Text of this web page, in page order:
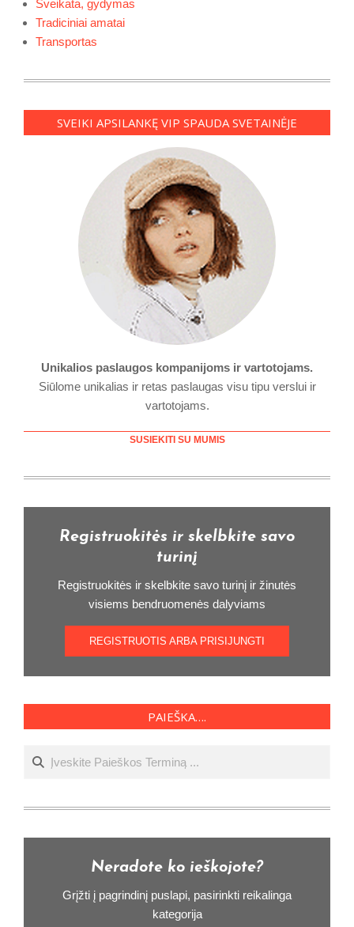
Sveikata, gydymas
Tradiciniai amatai
Transportas
SVEIKI APSILANKĘ VIP SPAUDA SVETAINĖJE
Unikalios paslaugos kompanijoms ir vartotojams.
Siūlome unikalias ir retas paslaugas visu tipu verslui ir
vartotojams.
SUSIEKITI SU MUMIS
Registruokitės ir skelbkite savo
turinį
Registruokitės ir skelbkite savo turinį ir žinutės
visiems bendruomenės dalyviams
REGISTRUOTIS ARBA PRISIJUNGTI
PAIEŠKA….
Ieškoti
Neradote ko ieškojote?
Grįžti į pagrindinį puslapi, pasirinkti reikalinga
kategorija